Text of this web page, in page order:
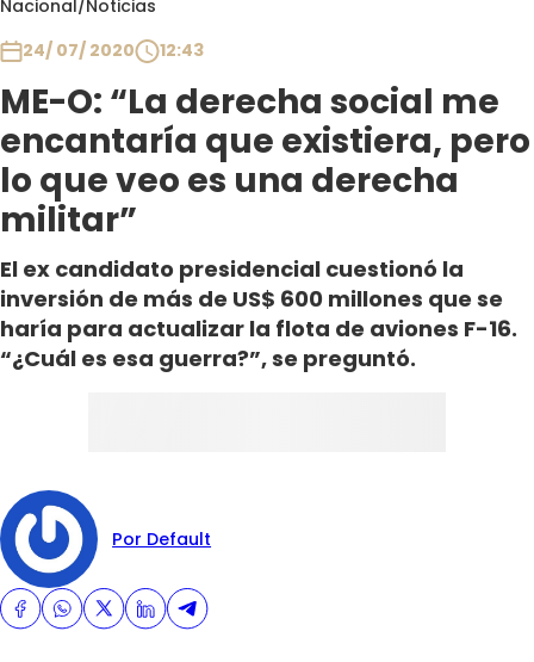
Nacional/Noticias
24/ 07/ 2020
12:43
ME-O: “La derecha social me
encantaría que existiera, pero
lo que veo es una derecha
militar”
El ex candidato presidencial cuestionó la
inversión de más de US$ 600 millones que se
haría para actualizar la flota de aviones F-16.
“¿Cuál es esa guerra?”, se preguntó.
Por Default
Club De La Comedia
Contigo en Directo
Plan Perfecto
El Tiempo
Sabingo
Todos Los Programas